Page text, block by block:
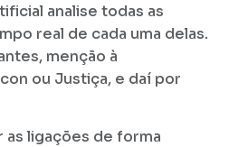
analise todas as
real de cada uma delas.
menção à
ou Justiça, e daí por
as ligações de forma